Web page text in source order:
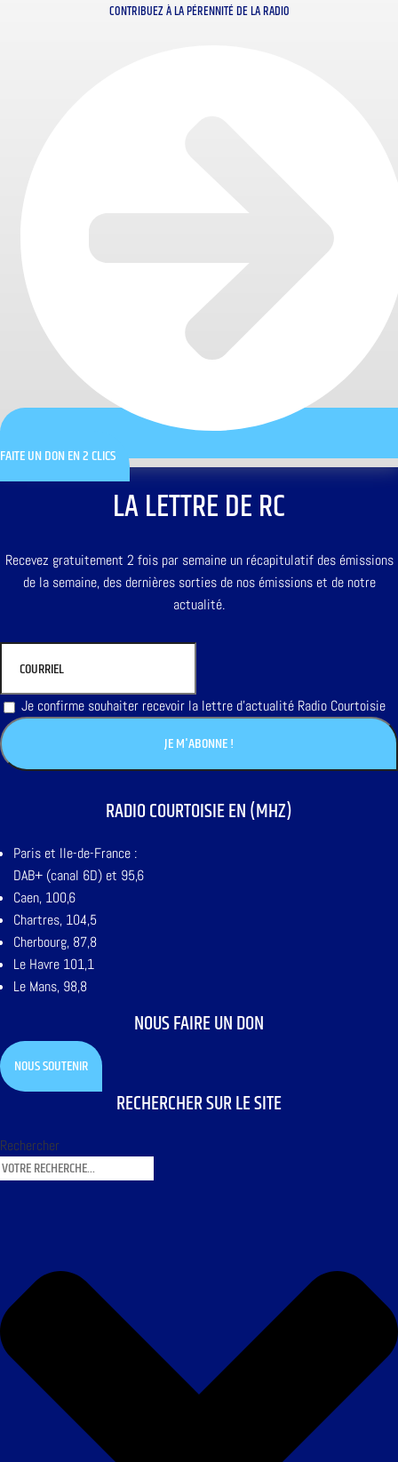
CONTRIBUEZ À LA PÉRENNITÉ DE LA RADIO
FAITE UN DON EN 2 CLICS
LA LETTRE DE RC
Recevez gratuitement 2 fois par semaine un récapitulatif des émissions
de la semaine, des dernières sorties de nos émissions et de notre
actualité.
Je confirme souhaiter recevoir la lettre d'actualité Radio Courtoisie
RADIO COURTOISIE EN (MHZ)
Paris et Ile-de-France :
DAB+ (canal 6D) et 95,6
Caen, 100,6
Chartres, 104,5
Cherbourg, 87,8
Le Havre 101,1
Le Mans, 98,8
NOUS FAIRE UN DON
NOUS SOUTENIR
RECHERCHER SUR LE SITE
Rechercher